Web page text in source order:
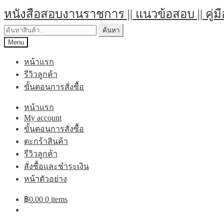
Skip
to
navigation
Skip
to
content
หนังสือสอบงานราชการ || แนวข้อสอบ || คู่
ค้นหา:
ค้นหา
Menu
หน้าแรก
รีวิวลูกค้า
ขั้นตอนการสั่งซื้อ
หน้าแรก
My account
ขั้นตอนการสั่งซื้อ
ตะกร้าสินค้า
รีวิวลูกค้า
สั่งซื้อและชำระเงิน
หน้าตัวอย่าง
฿0.00 0 items